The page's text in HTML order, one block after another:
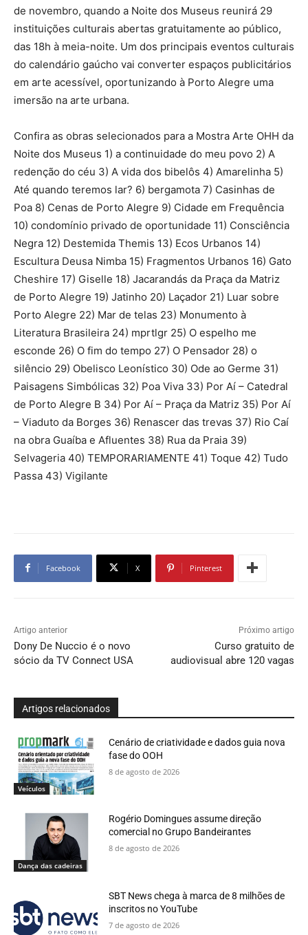
de novembro, quando a Noite dos Museus reunirá 29
instituições culturais abertas gratuitamente ao público,
das 18h à meia-noite. Um dos principais eventos culturais
do calendário gaúcho vai converter espaços publicitários
em arte acessível, oportunizando à Porto Alegre uma
imersão na arte urbana.
Confira as obras selecionados para a Mostra Arte OHH da
Noite dos Museus 1) a continuidade do meu povo 2) A
redenção do céu 3) A vida dos bibelôs 4) Amarelinha 5)
Até quando teremos lar? 6) bergamota 7) Casinhas de
Poa 8) Cenas de Porto Alegre 9) Cidade em Frequência
10) condomínio privado de oportunidade 11) Consciência
Negra 12) Destemida Themis 13) Ecos Urbanos 14)
Escultura Deusa Nimba 15) Fragmentos Urbanos 16) Gato
Cheshire 17) Giselle 18) Jacarandás da Praça da Matriz
de Porto Alegre 19) Jatinho 20) Laçador 21) Luar sobre
Porto Alegre 22) Mar de telas 23) Monumento à
Literatura Brasileira 24) mprtlgr 25) O espelho me
esconde 26) O fim do tempo 27) O Pensador 28) o
silêncio 29) Obelisco Leonístico 30) Ode ao Germe 31)
Paisagens Simbólicas 32) Poa Viva 33) Por Aí – Catedral
de Porto Alegre B 34) Por Aí – Praça da Matriz 35) Por Aí
– Viaduto da Borges 36) Renascer das trevas 37) Rio Caí
na obra Guaíba e Afluentes 38) Rua da Praia 39)
Selvageria 40) TEMPORARIAMENTE 41) Toque 42) Tudo
Passa 43) Vigilante
Facebook X Pinterest
Artigo anterior
Dony De Nuccio é o novo
sócio da TV Connect USA
Próximo artigo
Curso gratuito de
audiovisual abre 120 vagas
Artigos relacionados
Veículos
Cenário de criatividade e dados guia nova
fase do OOH
8 de agosto de 2026
Dança das cadeiras
Rogério Domingues assume direção
comercial no Grupo Bandeirantes
8 de agosto de 2026
SBT News chega à marca de 8 milhões de
inscritos no YouTube
7 de agosto de 2026